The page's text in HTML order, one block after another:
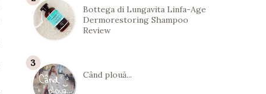
Bottega di Lungavita Linfa-Age
Dermorestoring Shampoo
Review
Când plouă...